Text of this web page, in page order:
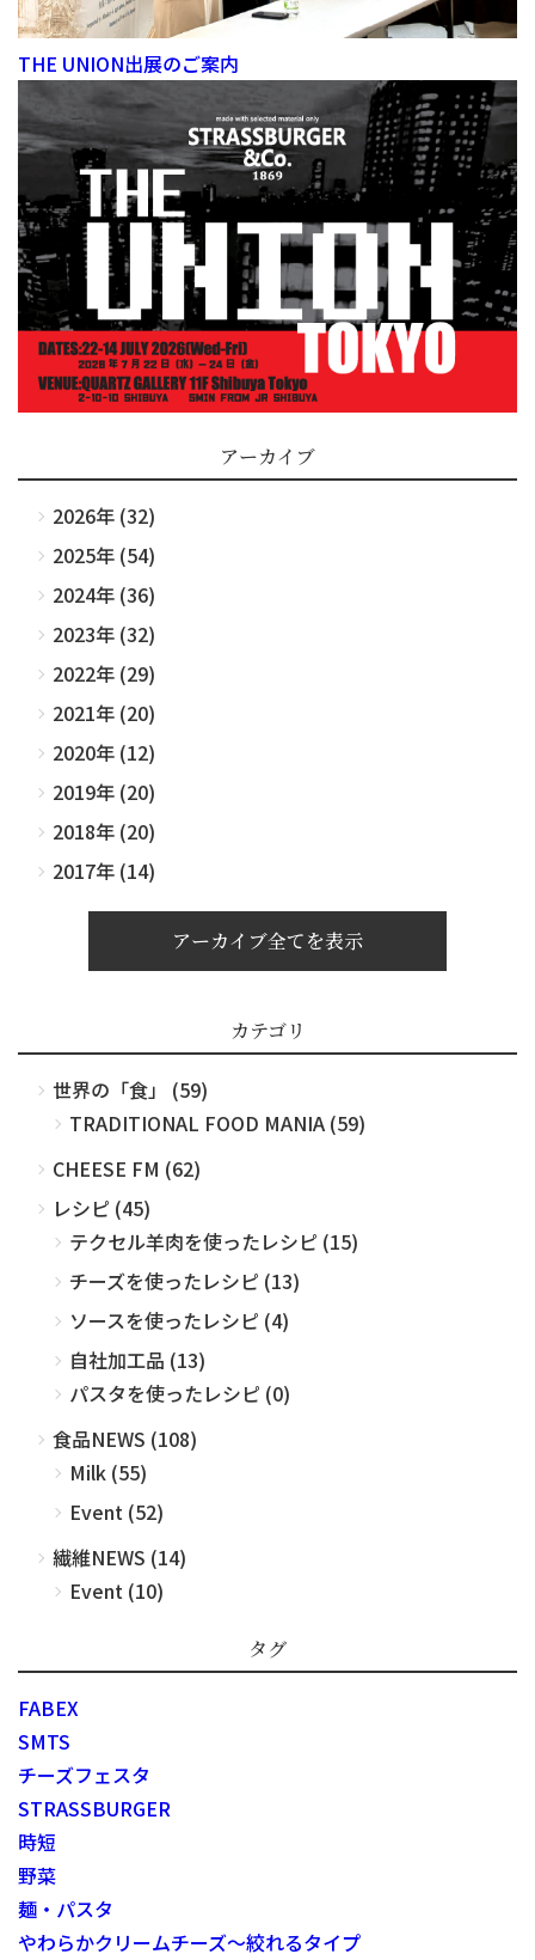
THE UNION出展のご案内
アーカイブ
2026年 (32)
2025年 (54)
2024年 (36)
2023年 (32)
2022年 (29)
2021年 (20)
2020年 (12)
2019年 (20)
2018年 (20)
2017年 (14)
アーカイブ全てを表示
カテゴリ
世界の「食」 (59)
TRADITIONAL FOOD MANIA (59)
CHEESE FM (62)
レシピ (45)
テクセル羊肉を使ったレシピ (15)
チーズを使ったレシピ (13)
ソースを使ったレシピ (4)
自社加工品 (13)
パスタを使ったレシピ (0)
食品NEWS (108)
Milk (55)
Event (52)
繊維NEWS (14)
Event (10)
タグ
FABEX
SMTS
チーズフェスタ
STRASSBURGER
時短
野菜
麺・パスタ
やわらかクリームチーズ～絞れるタイプ